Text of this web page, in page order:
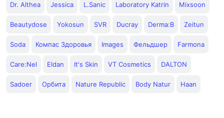
Dr. Althea Jessica L.Sanic Laboratory Katrin Mixsoon
Beautydose Yokosun SVR Ducray Derma:B Zeitun
Soda Компас Здоровья Images Фельдшер Farmona
Care:Nel Eldan It's Skin VT Cosmetics DALTON
Sadoer Орбита Nature Republic Body Natur Haan